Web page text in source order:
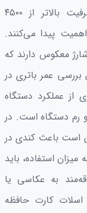
از گوشی بسیار بالاست، باتری‌هایی با ظرفیت بالاتر از ۴۵۰۰
پیدا می‌کنند.
معکوس دارند که
عمر باتری در
از عملکرد دستگاه
رم دستگاه است. در
۶ گیگابایت ممکن است باعث کندی در
استفاده، باید
علاقه‌مند به عکاسی یا
کارت حافظه